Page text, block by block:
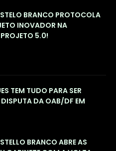
BRANCO PROTOCOLA
INOVADOR NA
5.0!
TEM TUDO PARA SER
DA OAB/DF EM
BRANCO ABRE AS